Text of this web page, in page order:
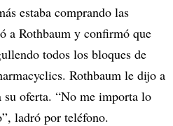
estaba comprando las
a Rothbaum y confirmó que
todos los bloques de
Rothbaum le dijo a
su oferta. “No me importa lo
ladró por teléfono.